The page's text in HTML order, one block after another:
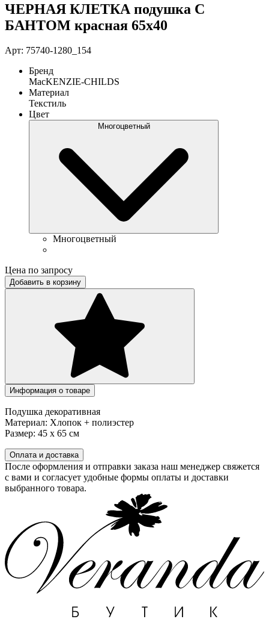
ЧЕРНАЯ КЛЕТКА подушка С
БАНТОМ красная 65х40
Арт: 75740-1280_154
Бренд
MacKENZIE-CHILDS
Материал
Текстиль
Цвет
Многоцветный
Многоцветный
Цена по запросу
Добавить в корзину
Информация о товаре
Подушка декоративная
Материал: Хлопок + полиэстер
Размер: 45 х 65 см
Оплата и доставка
После оформления и отправки заказа наш менеджер свяжется
с вами и согласует удобные формы оплаты и доставки
выбранного товара.